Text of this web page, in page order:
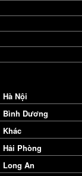
Hà Nội
Bình Dương
Khác
Hải Phòng
Long An